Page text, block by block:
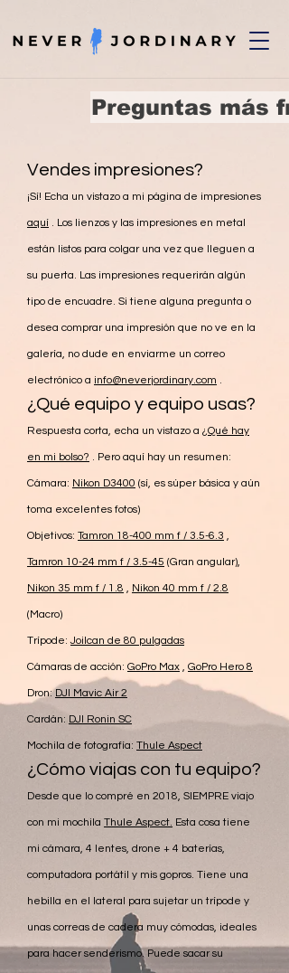
Preguntas más
Vendes impresiones?
¡Sí! Echa un vistazo a mi página de impresiones
aquí . Los lienzos y las impresiones en metal
están listos para colgar una vez que lleguen a
su puerta. Las impresiones requerirán algún
tipo de encuadre. Si tiene alguna pregunta o
desea comprar una impresión que no ve en la
galería, no dude en enviarme un correo
electrónico a info@neverjordinary.com .
¿Qué equipo y equipo usas?
Respuesta corta, echa un vistazo a ¿Qué hay
en mi bolso? . Pero aquí hay un resumen:
Cámara: Nikon D3400 (sí, es súper básica y aún
toma excelentes fotos)
Objetivos: Tamron 18-400 mm f / 3.5-6.3 ,
Tamron 10-24 mm f / 3.5-45 (Gran angular),
Nikon 35 mm f / 1.8 , Nikon 40 mm f / 2.8
(Macro)
Trípode:Joilcan de 80 pulgadas
Cámaras de acción: GoPro Max , GoPro Hero 8
Dron:DJI Mavic Air 2
Cardán: DJI Ronin SC
Mochila de fotografía: Thule Aspect
¿Cómo viajas con tu equipo?
Desde que lo compré en 2018, SIEMPRE viajo
con mi mochila Thule Aspect. Esta cosa tiene
mi cámara, 4 lentes, drone + 4 baterías,
computadora portátil y mis gopros. Tiene una
hebilla en el lateral para sujetar un trípode y
unas correas de cadera muy cómodas, ideales
para hacer senderismo. Puede sacar su